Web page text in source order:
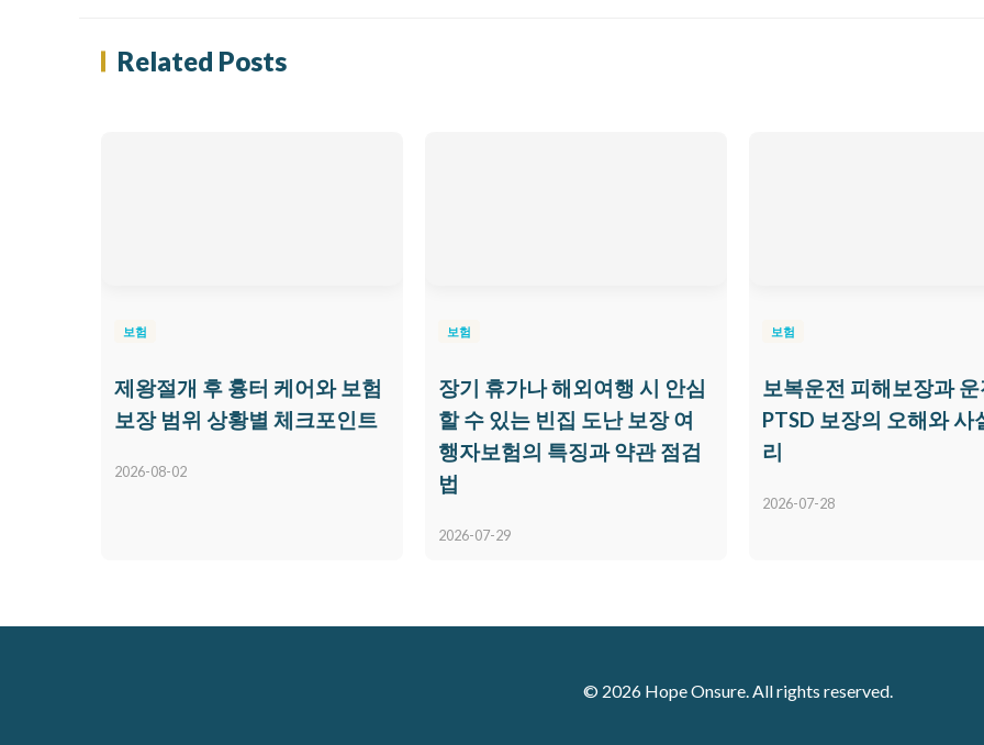
Related Posts
보험
제왕절개 후 흉터 케어와 보험
보장 범위 상황별 체크포인트
2026-08-02
보험
장기 휴가나 해외여행 시 안심
할 수 있는 빈집 도난 보장 여
행자보험의 특징과 약관 점검
법
2026-07-29
보험
보복운전 피해보장과
PTSD 보장의 오해와 사
리
2026-07-28
© 2026 Hope Onsure. All rights reserved.